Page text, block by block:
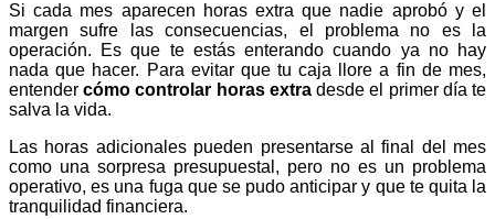
Si cada mes aparecen horas extra que nadie aprobó y el
margen sufre las consecuencias, el problema no es la
operación. Es que te estás enterando cuando ya no hay
nada que hacer. Para evitar que tu caja llore a fin de mes,
entendercómo controlar horas extradesde el primer día te
salva la vida.
Las horas adicionales pueden presentarse al final del mes
como una sorpresa presupuestal, pero no es un problema
operativo, es una fuga que se pudo anticipar y que te quita la
tranquilidad financiera.